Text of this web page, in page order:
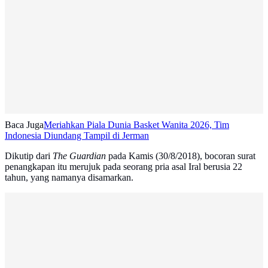
Baca JugaMeriahkan Piala Dunia Basket Wanita 2026, Tim
Indonesia Diundang Tampil di Jerman
Dikutip dari The Guardian pada Kamis (30/8/2018), bocoran surat
penangkapan itu merujuk pada seorang pria asal Iral berusia 22
tahun, yang namanya disamarkan.